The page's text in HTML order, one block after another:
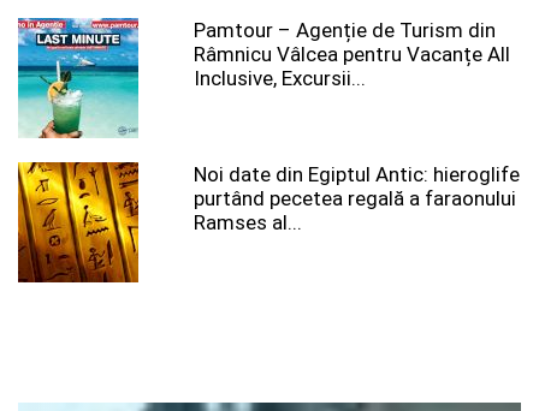
Pamtour – Agenție de Turism din
Râmnicu Vâlcea pentru Vacanțe All
Inclusive, Excursii...
Noi date din Egiptul Antic: hieroglife
purtând pecetea regală a faraonului
Ramses al...